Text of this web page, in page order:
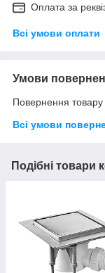
Оплата за
Всі умови оплати
Умови
Повернення
Всі умови
Подібні товари